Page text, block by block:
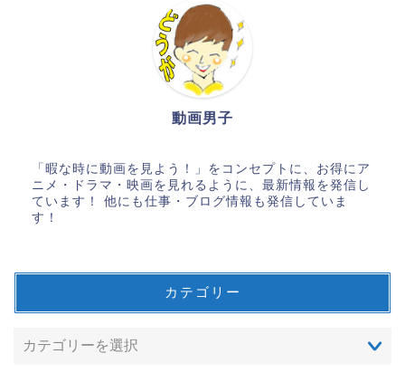
動画男子
「暇な時に動画を見よう！」をコンセプトに、お得にア
ニメ・ドラマ・映画を見れるように、最新情報を発信し
ています！ 他にも仕事・ブログ情報も発信していま
す！
カテゴリー